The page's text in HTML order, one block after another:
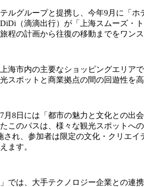
ルグループと提携し、今年9月に「
（滴滴出行）が「上海スムーズ・
程の計画から往復の移動までをワン
海市内の主要なショッピングエリア
スポットと商業拠点の間の回遊性を高
月8日には「都市の魅力と文化との出
このパスは、様々な観光スポットへ
施され、参加者は限定の文化・クリ
ます。
では、大手テクノロジー企業との連